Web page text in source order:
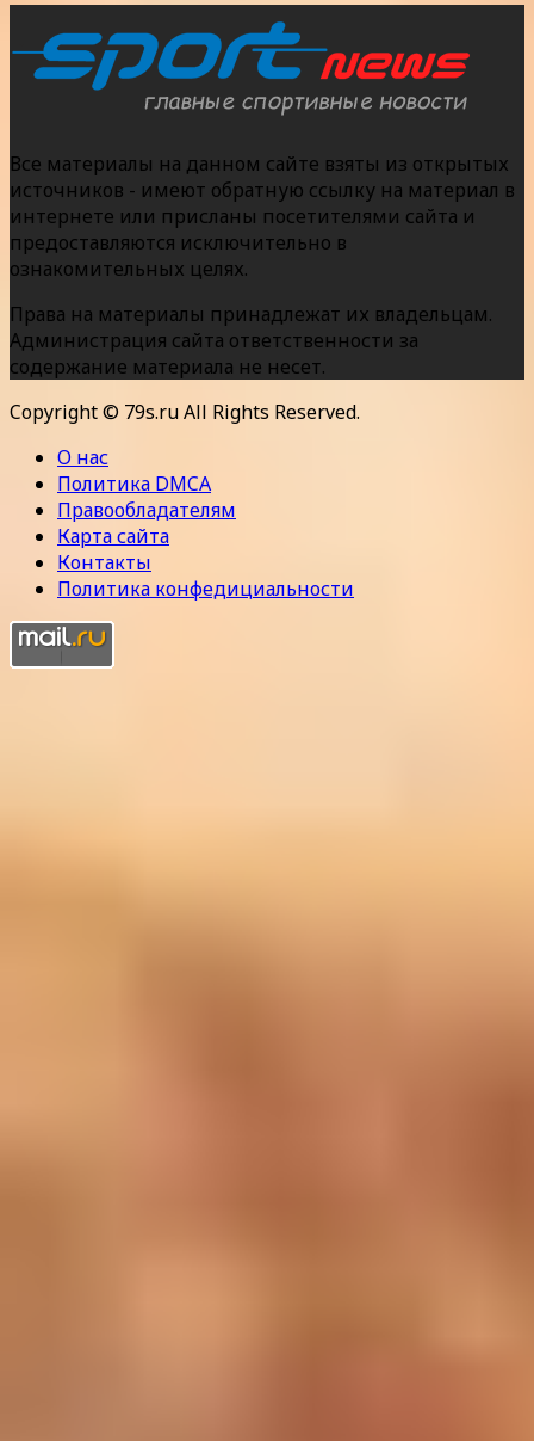
Все материалы на данном сайте взяты из открытых
источников - имеют обратную ссылку на материал в
интернете или присланы посетителями сайта и
предоставляются исключительно в
ознакомительных целях.
Права на материалы принадлежат их владельцам.
Администрация сайта ответственности за
содержание материала не несет.
Copyright © 79s.ru All Rights Reserved.
О нас
Политика DMCA
Правообладателям
Карта сайта
Контакты
Политика конфедициальности